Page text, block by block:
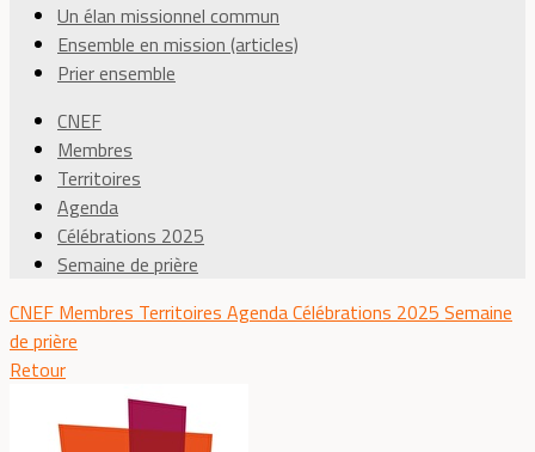
Un élan missionnel commun
Ensemble en mission (articles)
Prier ensemble
CNEF
Membres
Territoires
Agenda
Célébrations 2025
Semaine de prière
CNEF Membres Territoires AgendaCélébrations 2025 Semaine
de prière
Retour